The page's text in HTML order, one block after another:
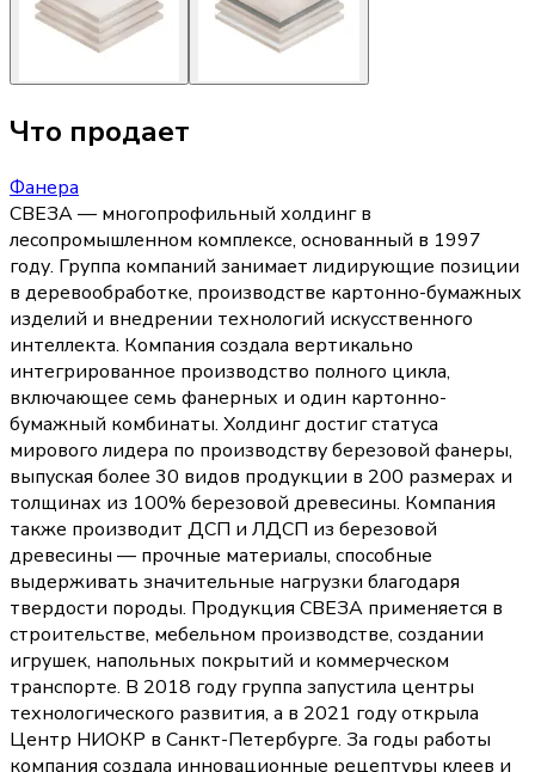
Что продает
Фанера
СВЕЗА — многопрофильный холдинг в
лесопромышленном комплексе, основанный в 1997
году. Группа компаний занимает лидирующие позиции
в деревообработке, производстве картонно-бумажных
изделий и внедрении технологий искусственного
интеллекта. Компания создала вертикально
интегрированное производство полного цикла,
включающее семь фанерных и один картонно-
бумажный комбинаты. Холдинг достиг статуса
мирового лидера по производству березовой фанеры,
выпуская более 30 видов продукции в 200 размерах и
толщинах из 100% березовой древесины. Компания
также производит ДСП и ЛДСП из березовой
древесины — прочные материалы, способные
выдерживать значительные нагрузки благодаря
твердости породы. Продукция СВЕЗА применяется в
строительстве, мебельном производстве, создании
игрушек, напольных покрытий и коммерческом
транспорте. В 2018 году группа запустила центры
технологического развития, а в 2021 году открыла
Центр НИОКР в Санкт-Петербурге. За годы работы
компания создала инновационные рецептуры клеев и